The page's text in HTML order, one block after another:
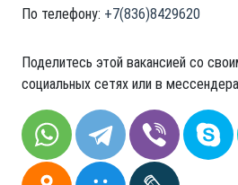
По телефону: +7(836)8429620
Поделитесь этой вакансией со
социальных сетях или в